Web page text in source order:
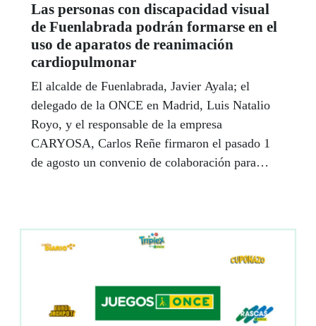
Las personas con discapacidad visual
de Fuenlabrada podrán formarse en el
uso de aparatos de reanimación
cardiopulmonar
El alcalde de Fuenlabrada, Javier Ayala; el
delegado de la ONCE en Madrid, Luis Natalio
Royo, y el responsable de la empresa
CARYOSA, Carlos Reñe firmaron el pasado 1
de agosto un convenio de colaboración para